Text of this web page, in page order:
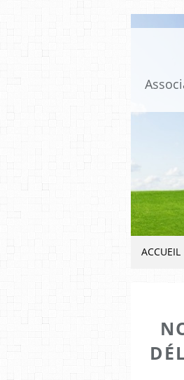
ACCUEIL